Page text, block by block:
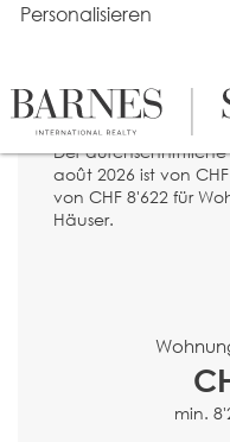
>Immobilienpreis
eine Wohnung
(1405) ?
Der durchschnittliche
août 2026 ist von
von CHF 8'622 für
Häuser.
min.
Personalisieren